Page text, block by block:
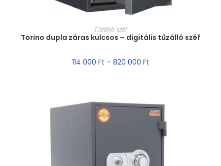
MÉRET VÁLASZTÁSA
Tűzálló széf
Torino dupla záras kulcsos – digitális tűzálló széf
114 000 Ft – 820 000 Ft